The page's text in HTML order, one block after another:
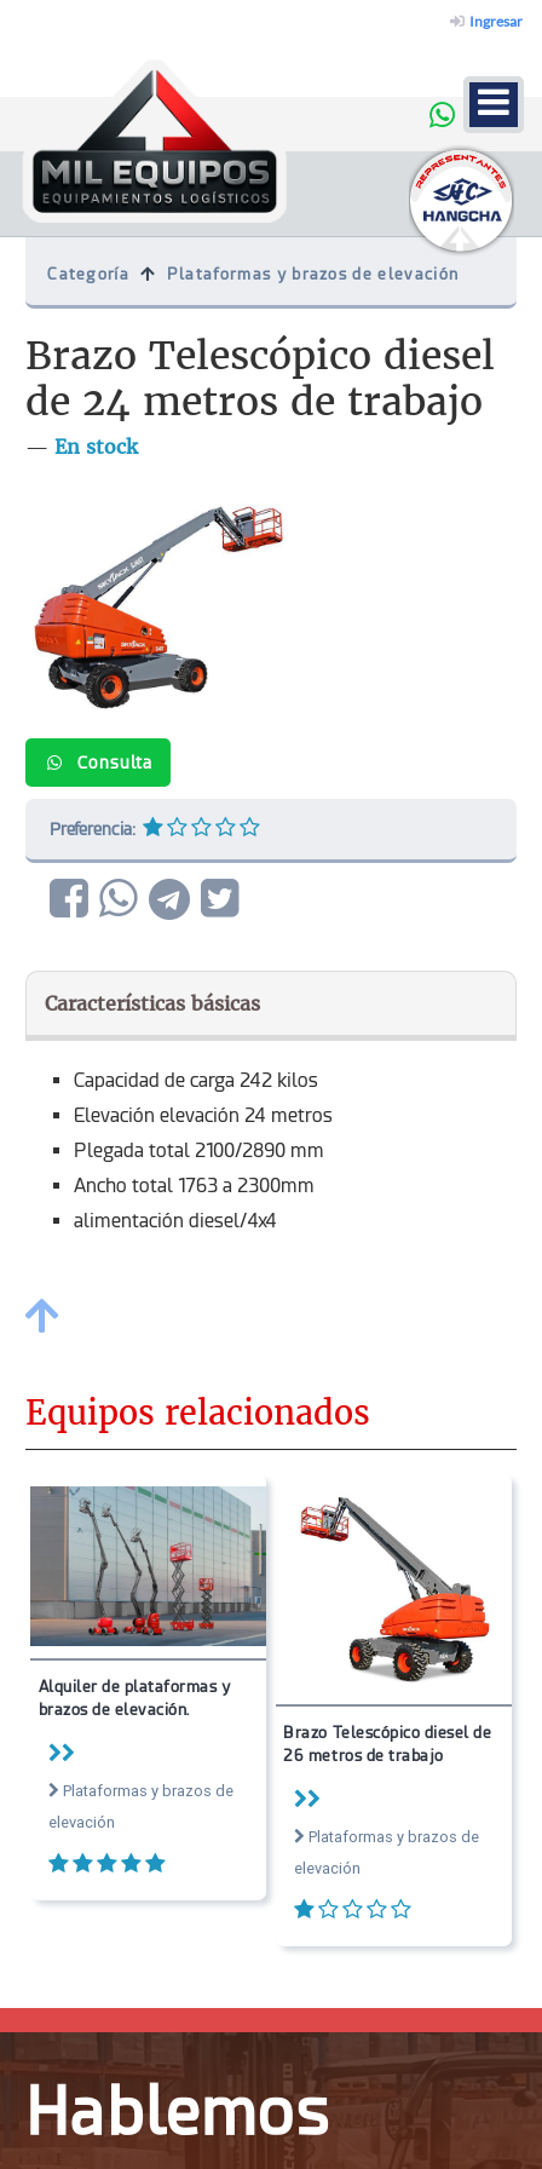
Ingresar
Categoría Plataformas y brazos de elevación
Brazo Telescópico diesel
de 24 metros de trabajo
—En stock
Consulta
Preferencia:
Características básicas
Capacidad de carga 242 kilos
Elevación elevación 24 metros
Plegada total 2100/2890 mm
Ancho total 1763 a 2300mm
alimentación diesel/4x4
Equipos relacionados
Alquiler de plataformas y
brazos de elevación.
Plataformas y brazos de
elevación
Brazo Telescópico diesel de
26 metros de trabajo
Plataformas y brazos de
elevación
Hablemos